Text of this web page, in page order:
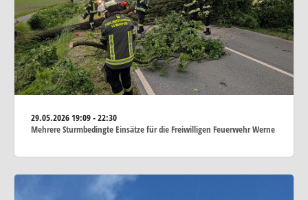
29.05.202619:09 - 22:30
Mehrere Sturmbedingte Einsätze für die Freiwilligen Feuerwehr Werne